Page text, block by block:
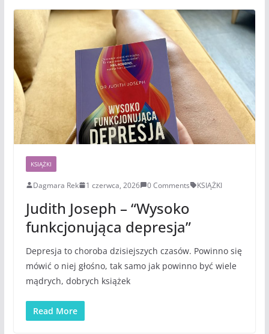
KSIĄŻKI
Dagmara Rek 1 czerwca, 2026 0 Comments KSIĄŻKI
Judith Joseph – “Wysoko
funkcjonująca depresja”
Depresja to choroba dzisiejszych czasów. Powinno się
mówić o niej głośno, tak samo jak powinno być wiele
mądrych, dobrych książek
Read More